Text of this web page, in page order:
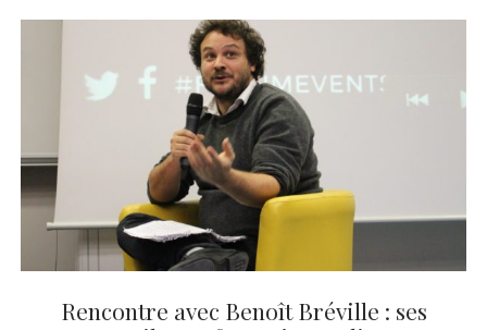
Rencontre avec Benoît Bréville : ses